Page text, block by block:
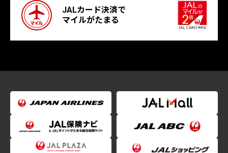
JALカード決済で
マイルがたまる